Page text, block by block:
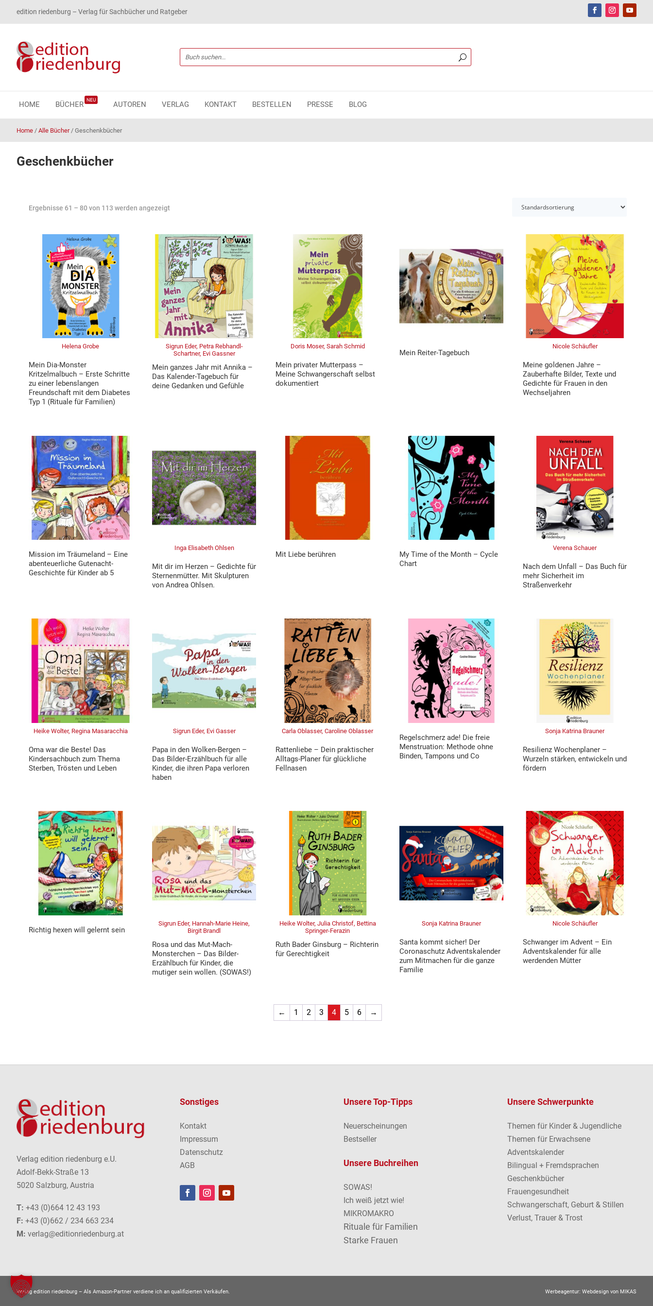
edition riedenburg – Verlag für Sachbücher und Ratgeber
HOME BÜCHER
NEU
AUTOREN VERLAG KONTAKT BESTELLEN PRESSE BLOG
Home/ Alle Bücher/ Geschenkbücher
Geschenkbücher
Ergebnisse 61 – 80 von 113 werden angezeigt
Helena Grobe
Mein Dia-Monster
Kritzelmalbuch – Erste Schritte
zu einer lebenslangen
Freundschaft mit dem Diabetes
Typ 1 (Rituale für Familien)
Sigrun Eder, Petra Rebhandl-
Schartner, Evi Gassner
Mein ganzes Jahr mit Annika –
Das Kalender-Tagebuch für
deine Gedanken und Gefühle
Doris Moser, Sarah Schmid
Mein privater Mutterpass –
Meine Schwangerschaft selbst
dokumentiert
Mein Reiter-Tagebuch
Nicole Schäufler
Meine goldenen Jahre –
Zauberhafte Bilder, Texte und
Gedichte für Frauen in den
Wechseljahren
Mission im Träumeland – Eine
abenteuerliche Gutenacht-
Geschichte für Kinder ab 5
Inga Elisabeth Ohlsen
Mit dir im Herzen – Gedichte für
Sternenmütter. Mit Skulpturen
von Andrea Ohlsen.
Mit Liebe berühren
My Time of the Month – Cycle
Chart
Verena Schauer
Nach dem Unfall – Das Buch für
mehr Sicherheit im
Straßenverkehr
Heike Wolter, Regina Masaracchia
Oma war die Beste! Das
Kindersachbuch zum Thema
Sterben, Trösten und Leben
Sigrun Eder, Evi Gasser
Papa in den Wolken-Bergen –
Das Bilder-Erzählbuch für alle
Kinder, die ihren Papa verloren
haben
Carla Oblasser, Caroline Oblasser
Rattenliebe – Dein praktischer
Alltags-Planer für glückliche
Fellnasen
Regelschmerz ade! Die freie
Menstruation: Methode ohne
Binden, Tampons und Co
Sonja Katrina Brauner
Resilienz Wochenplaner –
Wurzeln stärken, entwickeln und
fördern
Richtig hexen will gelernt sein
Sigrun Eder, Hannah-Marie Heine,
Birgit Brandl
Rosa und das Mut-Mach-
Monsterchen – Das Bilder-
Erzählbuch für Kinder, die
mutiger sein wollen. (SOWAS!)
Heike Wolter, Julia Christof, Bettina
Springer-Ferazin
Ruth Bader Ginsburg – Richterin
für Gerechtigkeit
Sonja Katrina Brauner
Santa kommt sicher! Der
Coronaschutz Adventskalender
zum Mitmachen für die ganze
Familie
Nicole Schäufler
Schwanger im Advent – Ein
Adventskalender für alle
werdenden Mütter
← 1 2 3 4 5 6 →
Verlag edition riedenburg e.U.
Adolf-Bekk-Straße 13
5020 Salzburg, Austria
T: +43 (0)664 12 43 193
F: +43 (0)662 / 234 663 234
M: verlag@editionriedenburg.at
Sonstiges
Kontakt
Impressum
Datenschutz
AGB
Unsere Top-Tipps
Neuerscheinungen
Bestseller
Unsere Buchreihen
SOWAS!
Ich weiß jetzt wie!
MIKROMAKRO
Rituale für Familien
Starke Frauen
Unsere Schwerpunkte
Themen für Kinder & Jugendliche
Themen für Erwachsene
Adventskalender
Bilingual + Fremdsprachen
Geschenkbücher
Frauengesundheit
Schwangerschaft, Geburt & Stillen
Verlust, Trauer & Trost
Verlag edition riedenburg – Als Amazon-Partner verdiene ich an qualifizierten Verkäufen. Werbeagentur:Webdesign von MIKAS